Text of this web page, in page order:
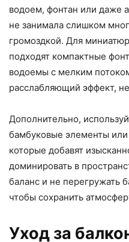
водоем, фонтан или даже
не занимала слишком
громоздкой. Для
подходят компактные
водоемы с мелким
расслабляющий эффект,
Дополнительно,
бамбуковые элементы
которые добавят
доминировать в
баланс и не перегружать
чтобы сохранить
Уход за